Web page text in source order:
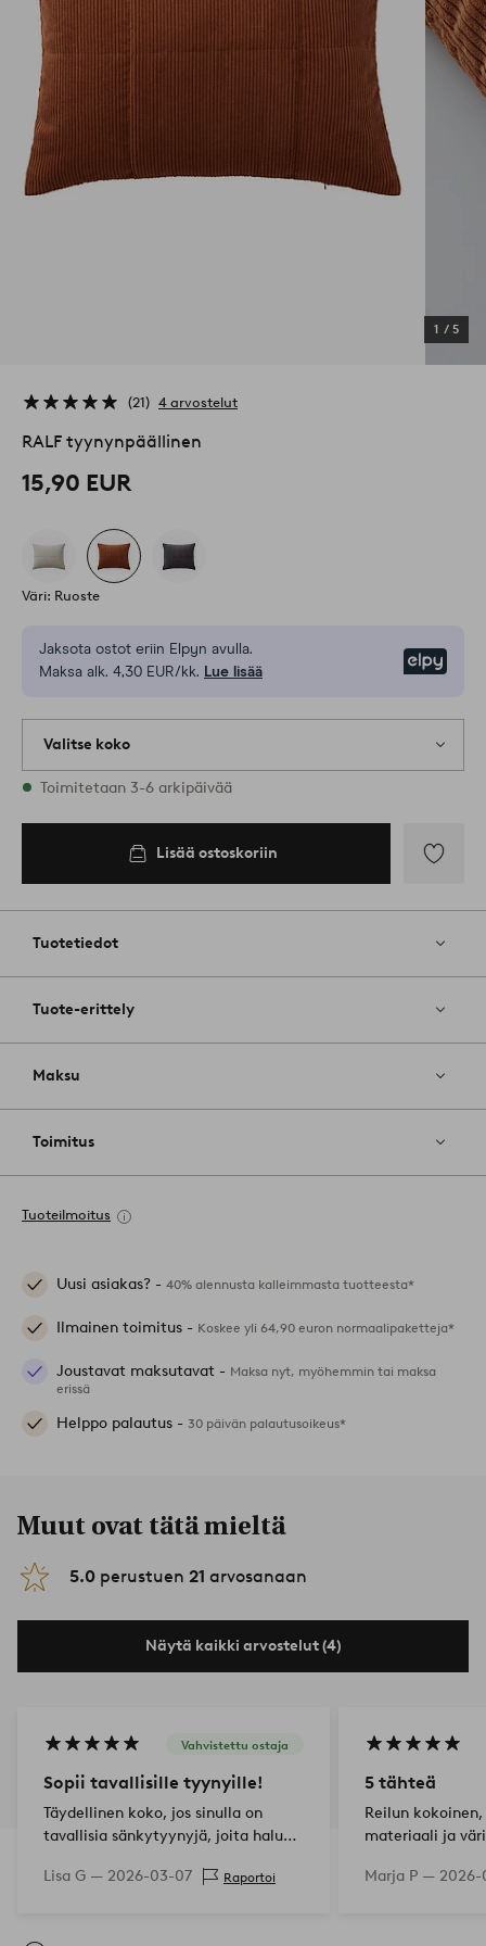
1 / 5
21 4 arvostelut
RALF tyynynpäällinen
15,90 EUR
Väri: Ruoste
Jaksota ostot eriin Elpyn avulla.
Maksa alk. 4,30 EUR/kk. Lue lisää
Valitse koko
Varastossa on kaikkia kokoja
Toimitetaan 3-6 arkipäivää
Lisää Lisää ostoskoriin
Tuotetiedot
Tuote-erittely
Maksu
Toimitus
Tuoteilmoitus
Uusi asiakas? - 40% alennusta kalleimmasta tuotteesta*
Ilmainen toimitus - Koskee yli 64,90 euron normaalipaketteja*
Joustavat maksutavat - Maksa nyt, myöhemmin tai maksa
erissä
Helppo palautus - 30 päivän palautusoikeus*
Muut ovat tätä mieltä
5.0 perustuen 21 arvosanaan
Näytä kaikki arvostelut (4)
Vahvistettu ostaja
Sopii tavallisille tyynyille!
Täydellinen koko, jos sinulla on
tavallisia sänkytyynyjä, joita haluat
kokoa muussa kuin
Lisa G — 2026-03-07 Raportoi
5 tähteä
Reilun
materiaali ja
Marja P — 2026-